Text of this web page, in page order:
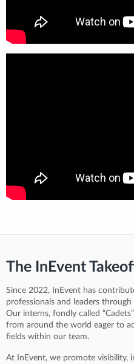
The InEvent
Since 2022, InEvent has
professionals and leaders
Our interns, fondly called
from around the world eager to
fields within our team.
At InEvent, we promote visibility,